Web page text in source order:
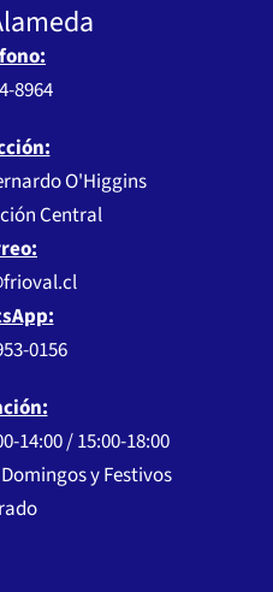
8964
O'Higgins
Central
0156
14:00 / 15:00-18:00
y Festivos